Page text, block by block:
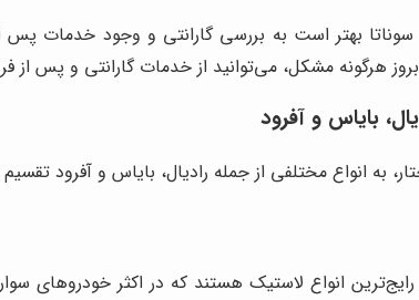
بهتر است به بررسی گارانتی و وجود خدمات پس
هرگونه مشکل، می‌توانید از خدمات گارانتی و پس از
بایاس و آفرود
به انواع مختلفی از جمله رادیال، بایاس و آفرود
رایج‌ترین انواع لاستیک هستند که در اکثر